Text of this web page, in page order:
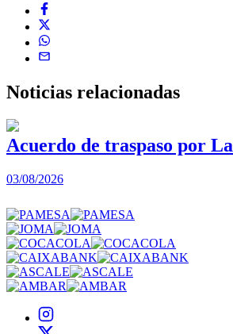
Noticias relacionadas
Acuerdo de traspaso por
03/08/2026